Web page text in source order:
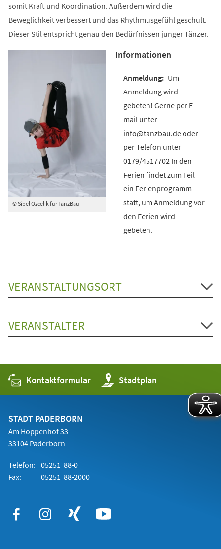
somit Kraft und Koordination. Außerdem wird die
Beweglichkeit verbessert und das Rhythmusgefühl geschult.
Dieser Stil entspricht genau den Bedürfnissen junger Tänzer.
© Sibel Özcelik für TanzBau
Informationen
Um
Anmeldung wird
gebeten! Gerne per E-
mail unter
info@tanzbau.de oder
per Telefon unter
0179/4517702 In den
Ferien findet zum Teil
ein Ferienprogramm
statt, um Anmeldung vor
den Ferien wird
gebeten.
VERANSTALTUNGSORT
VERANSTALTER
Kontaktformular Stadtplan
(Öffnet
in
einem
STADT PADERBORN
Am Hoppenhof 33
33104 Paderborn
Telefon: 05251 88-0
Fax:
05251 88-2000